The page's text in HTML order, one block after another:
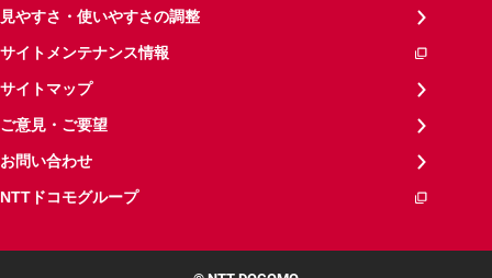
見やすさ・使いやすさの調整
サイトメンテナンス情報
サイトマップ
ご意見・ご要望
お問い合わせ
NTTドコモグループ